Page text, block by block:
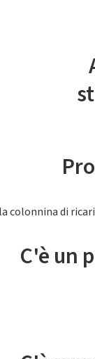
di
C'è un